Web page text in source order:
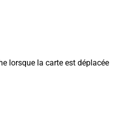
lorsque la carte est déplacée